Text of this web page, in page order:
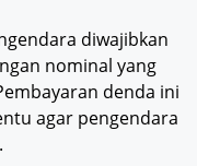
diwajibkan
nominal yang
denda ini
agar pengendara